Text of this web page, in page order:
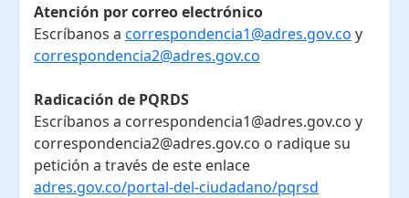
Atención por correo electrónico
Escríbanos a correspondencia1@adres.gov.co y
correspondencia2@adres.gov.co
Radicación de PQRDS
Escríbanos a correspondencia1@adres.gov.co y
correspondencia2@adres.gov.co o radique su
petición a través de este enlace
adres.gov.co/portal-del-ciudadano/pqrsd